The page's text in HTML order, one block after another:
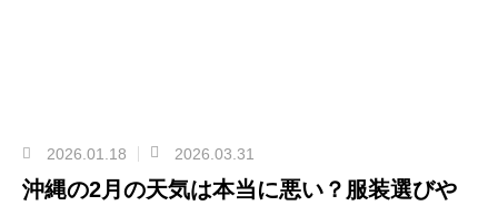
2026.01.18 2026.03.31
沖縄の2月の天気は本当に悪い？服装選びや